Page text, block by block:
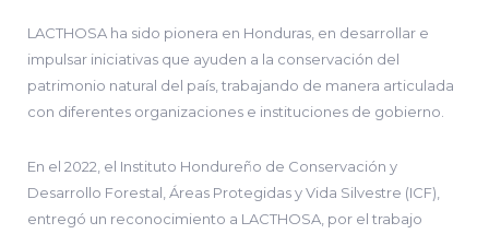
LACTHOSA ha sido pionera en Honduras, en desarrollar e
impulsar iniciativas que ayuden a la conservación del
patrimonio natural del país, trabajando de manera articulada
con diferentes organizaciones e instituciones de gobierno.
En el 2022, el Instituto Hondureño de Conservación y
Desarrollo Forestal, Áreas Protegidas y Vida Silvestre (ICF),
entregó un reconocimiento a LACTHOSA, por el trabajo